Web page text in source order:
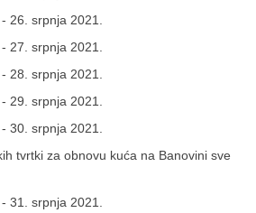
26. srpnja 2021.
27. srpnja 2021.
28. srpnja 2021.
29. srpnja 2021.
30. srpnja 2021.
tvrtki za obnovu kuća na Banovini sve
31. srpnja 2021.